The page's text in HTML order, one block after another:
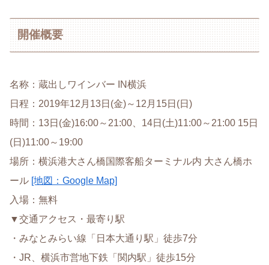
開催概要
名称：蔵出しワインバー IN横浜
日程：2019年12月13日(金)～12月15日(日)
時間：13日(金)16:00～21:00、14日(土)11:00～21:00 15日
(日)11:00～19:00
場所：横浜港大さん橋国際客船ターミナル内 大さん橋ホ
ール [地図：Google Map]
入場：無料
▼交通アクセス・最寄り駅
・みなとみらい線「日本大通り駅」徒歩7分
・JR、横浜市営地下鉄「関内駅」徒歩15分